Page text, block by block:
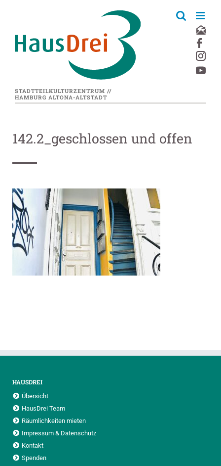
STADTTEILKULTURZENTRUM //
HAMBURG ALTONA-ALTSTADT
142.2_geschlossen und offen
HAUSDREI
Übersicht
HausDrei Team
Räumlichkeiten mieten
Impressum & Datenschutz
Kontakt
Spenden